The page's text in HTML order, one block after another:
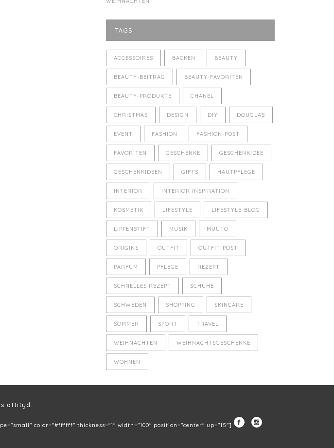
TAGS
ACCESSOIRES BACKEN BEAUTY
BEAUTY-BEITRAG BEAUTY-FAVORITEN
BEAUTY-PRODUKTE CHANEL
CHRISTMAS DESIGN DIY DOUGLAS
EVENT FASHION FASHION-POST
FAVORITEN GESCHENKE GESCHENKIDEE
GESCHENKIDEEN GIFTS HAUTPFLEGE
INTERIOR INTERIOR INSPIRATION
KOSMETIK LIFESTYLE LIFESTYLE-BLOG
LIPPENSTIFT MUSIK MUUTO
ORIGINS OUTFIT OUTFIT-POST
PARFÜM PFLEGE REZEPT
SCHNELLES REZEPT SCHUHE
SCHWEDEN SHOPPING SKINCARE
SOMMER SPORT TRAVEL
WEIHNACHTEN WEIHNACHTSGESCHENKE
WOHNEN
attityd.
color="#ffffff" thickness="1" width="100" position="center" up="15"]